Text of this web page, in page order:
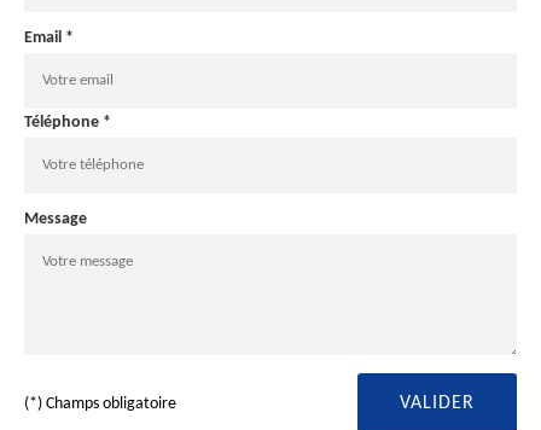
Email *
Téléphone *
Message
(*) Champs obligatoire